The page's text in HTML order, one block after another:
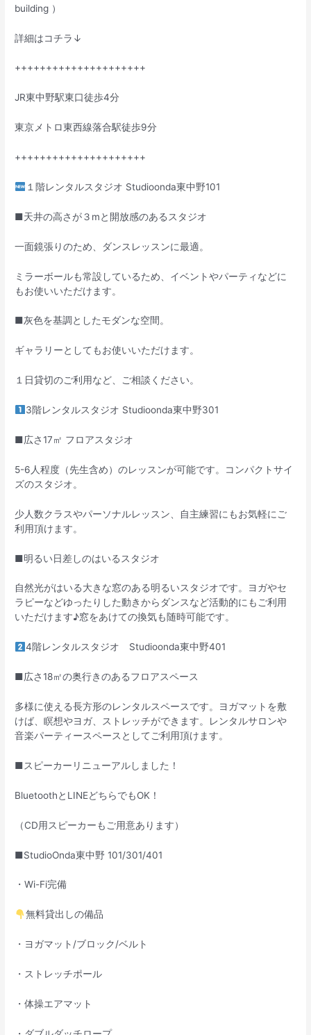
building ）
詳細はコチラ↓
+++++++++++++++++++++
JR東中野駅東口徒歩4分
東京メトロ東西線落合駅徒歩9分
+++++++++++++++++++++
１階レンタルスタジオ Studioonda東中野101
■天井の高さが３mと開放感のあるスタジオ
一面鏡張りのため、ダンスレッスンに最適。
ミラーボールも常設しているため、イベントやパーティなどに
もお使いいただけます。
■灰色を基調としたモダンな空間。
ギャラリーとしてもお使いいただけます。
１日貸切のご利用など、ご相談ください。
3階レンタルスタジオ Studioonda東中野301
■広さ17㎡ フロアスタジオ
5-6人程度（先生含め）のレッスンが可能です。コンパクトサイ
ズのスタジオ。
少人数クラスやパーソナルレッスン、自主練習にもお気軽にご
利用頂けます。
■明るい日差しのはいるスタジオ
自然光がはいる大きな窓のある明るいスタジオです。ヨガやセ
ラピーなどゆったりした動きからダンスなど活動的にもご利用
いただけます♪窓をあけての換気も随時可能です。
4階レンタルスタジオ Studioonda東中野401
■広さ18㎡の奥行きのあるフロアスペース
多様に使える長方形のレンタルスペースです。ヨガマットを敷
けば、瞑想やヨガ、ストレッチができます。レンタルサロンや
音楽パーティースペースとしてご利用頂けます。
■スピーカーリニューアルしました！
BluetoothとLINEどちらでもOK！
（CD用スピーカーもご用意あります）
■StudioOnda東中野 101/301/401
・Wi-Fi完備
無料貸出しの備品
・ヨガマット/ブロック/ベルト
・ストレッチポール
・体操エアマット